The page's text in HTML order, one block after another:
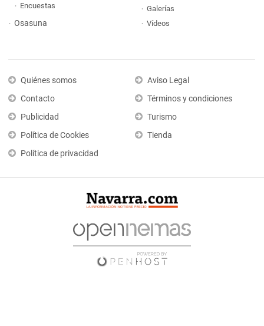
Encuestas
Osasuna
Galerías
Vídeos
Quiénes somos
Contacto
Publicidad
Política de Cookies
Política de privacidad
Aviso Legal
Términos y condiciones
Turismo
Tienda